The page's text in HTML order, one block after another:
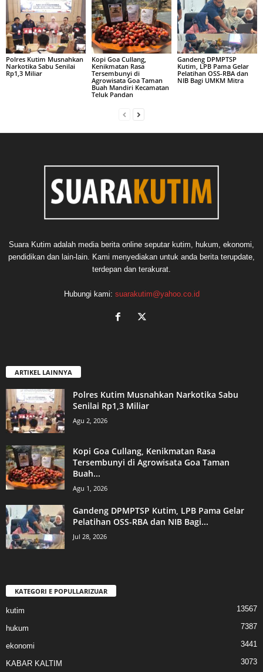
Polres Kutim Musnahkan
Narkotika Sabu Senilai
Rp1,3 Miliar
Kopi Goa Cullang,
Kenikmatan Rasa
Tersembunyi di
Agrowisata Goa Taman
Buah Mandiri Kecamatan
Teluk Pandan
Gandeng DPMPTSP
Kutim, LPB Pama Gelar
Pelatihan OSS-RBA dan
NIB Bagi UMKM Mitra
Suara Kutim adalah media berita online seputar kutim, hukum, ekonomi,
pendidikan dan lain-lain. Kami menyediakan untuk anda berita terupdate,
terdepan dan terakurat.
Hubungi kami: suarakutim@yahoo.co.id
ARTIKEL LAINNYA
Polres Kutim Musnahkan Narkotika Sabu
Senilai Rp1,3 Miliar
Agu 2, 2026
Kopi Goa Cullang, Kenikmatan Rasa
Tersembunyi di Agrowisata Goa Taman
Buah...
Agu 1, 2026
Gandeng DPMPTSP Kutim, LPB Pama Gelar
Pelatihan OSS-RBA dan NIB Bagi...
Jul 28, 2026
KATEGORI E POPULLARIZUAR
kutim 13567
hukum 7387
ekonomi 3441
KABAR KALTIM 3073